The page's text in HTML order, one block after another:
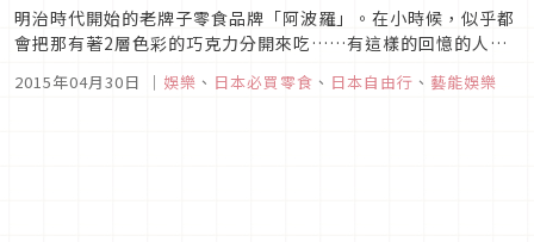
明治時代開始的老牌子零食品牌「阿波羅」。在小時候，似乎都
會把那有著2層色彩的巧克力分開來吃……有這樣的回憶的人應
而且，是和富士山名字相符的大尺寸喔！【以赤富士的模樣製作
2015年04月30日 ｜ 娛樂 、 日本必買零食 、 日本自由行 、 藝能娛樂